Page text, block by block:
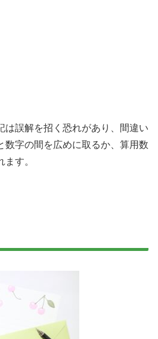
は誤解を招く恐れがあり、間違い
数字の間を広めに取るか、算用数
す。